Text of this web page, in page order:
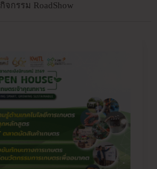
กิจกรรม RoadShow